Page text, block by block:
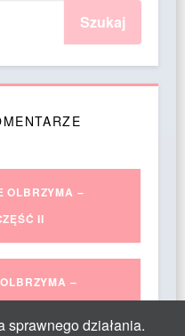
OLBRZYMA –
II
–
sprawnego działania.